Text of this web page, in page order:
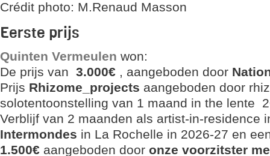
Crédit photo: M.Renaud Masson
Eerste prijs
Quinten Vermeulen won:
De prijs van 3.000€ , aangeboden door
Prijs Rhizome_projects aangeboden door
solotentoonstelling van 1 maand in the lente
Verblijf van 2 maanden als artist-in-residence
Intermondes in La Rochelle in 2026-27 en
1.500€ aangeboden door onze voorzitster